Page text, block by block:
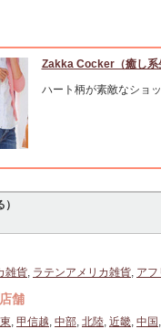
Zakka Cocker（癒し系
ハート柄が素敵なショ
雑貨, ラテンアメリカ雑貨, ア
舗
, 甲信越, 中部, 北陸, 近畿, 中国 ,